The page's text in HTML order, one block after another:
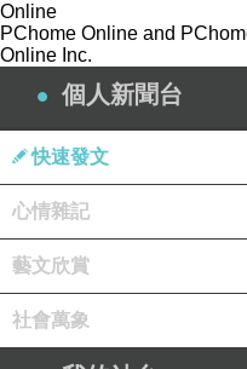
Online
PChome Online and
Online Inc.
個人新聞台
快速發文
心情雜記
藝文欣賞
社會萬象